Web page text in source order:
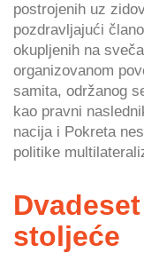
postrojenih uz
pozdravljajući
okupljenih na
organizovanom
samita, održanog
kao pravni
nacija i Pokreta
politike
stoljeće